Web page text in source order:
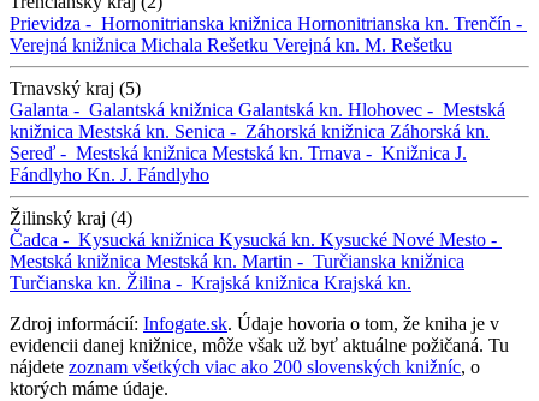
Prievidza - Hornonitrianska knižnica Hornonitrianska kn. Trenčín -
Verejná knižnica Michala Rešetku Verejná kn. M. Rešetku
Trnavský kraj (5)
Galanta - Galantská knižnica Galantská kn. Hlohovec - Mestská
knižnica Mestská kn. Senica - Záhorská knižnica Záhorská kn.
Sereď - Mestská knižnica Mestská kn. Trnava - Knižnica J.
Fándlyho Kn. J. Fándlyho
Žilinský kraj (4)
Čadca - Kysucká knižnica Kysucká kn. Kysucké Nové Mesto -
Mestská knižnica Mestská kn. Martin - Turčianska knižnica
Turčianska kn. Žilina - Krajská knižnica Krajská kn.
Zdroj informácií: Infogate.sk. Údaje hovoria o tom, že kniha je v
evidencii danej knižnice, môže však už byť aktuálne požičaná. Tu
nájdete zoznam všetkých viac ako 200 slovenských knižníc, o
ktorých máme údaje.